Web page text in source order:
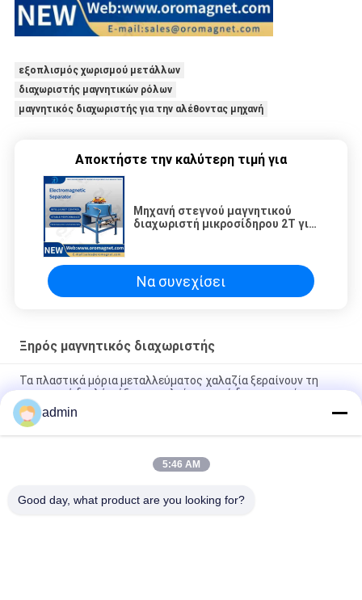
εξοπλισμός χωρισμού μετάλλων
διαχωριστής μαγνητικών ρόλων
μαγνητικός διαχωριστής για την αλέθοντας μηχανή
Αποκτήστε την καλύτερη τιμή για
Μηχανή στεγνού μαγνητικού
διαχωριστή μικροσίδηρου 2T για
Να συνεχίσει
Ξηρός μαγνητικός διαχωριστής
Τα πλαστικά μόρια μεταλλεύματος χαλαζία ξεραίνουν τη
μαγνητική διπλή ψύξη πετρελαίου νερού διαχωριστών
2.5Τ ξηρός βιομηχανικός μαγνητικός διαχωριστής υψηλής
έντασης για σκόνη λεπτού μετάλλου
Σκονών υψηλής έντασης μαγνητικός διαχωριστών μόνος
admin
5:46 AM
Good day, what product are you looking for?